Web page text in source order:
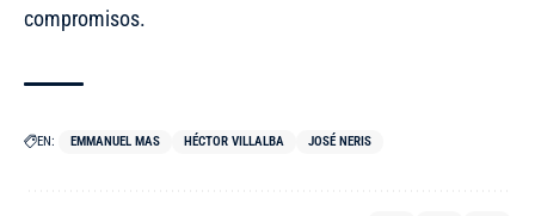
compromisos.
EN: EMMANUEL MAS HÉCTOR VILLALBA JOSÉ NERIS